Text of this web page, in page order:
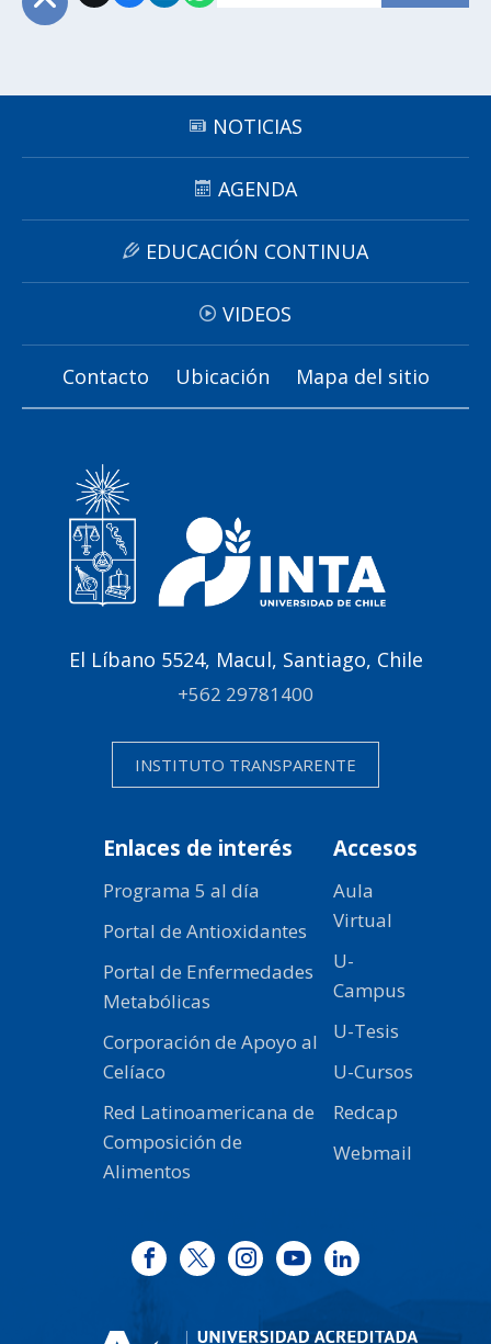
NOTICIAS
AGENDA
EDUCACIÓN CONTINUA
VIDEOS
Contacto Ubicación Mapa del sitio
El Líbano 5524, Macul, Santiago, Chile
+562 29781400
INSTITUTO TRANSPARENTE
Enlaces de interés
Programa 5 al día
Portal de Antioxidantes
Portal de Enfermedades
Metabólicas
Corporación de Apoyo al
Celíaco
Red Latinoamericana de
Composición de
Alimentos
Accesos
Aula
Virtual
U-
Campus
U-Tesis
U-Cursos
Redcap
Webmail